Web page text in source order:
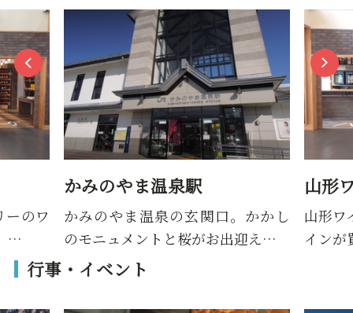
ーのワ
…
かみのやま温泉駅
かみのやま温泉の玄関口。かかし
のモニュメントと桜がお出迎え…
山形
山形ワ
イン
行事・イベント